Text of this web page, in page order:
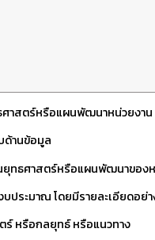
าสตร์หรือแผนพัฒนาหน่วยงาน
ด้านข้อมูล
ทธศาสตร์หรือแผนพัฒนาของห
บประมาณ โดยมีรายละเอียดอ
ร์ หรือกลยุทธ์ หรือแนวทาง